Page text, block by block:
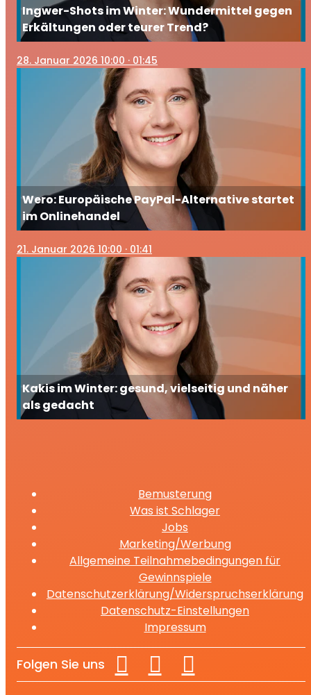
Ingwer-Shots im Winter: Wundermittel gegen
Erkältungen oder teurer Trend?
28. Januar 2026 10:00 · 01:45
Wero: Europäische PayPal-Alternative startet
im Onlinehandel
21. Januar 2026 10:00 · 01:41
Kakis im Winter: gesund, vielseitig und näher
als gedacht
Bemusterung
Was ist Schlager
Jobs
Marketing/Werbung
Allgemeine Teilnahmebedingungen für
Gewinnspiele
Datenschutzerklärung/Widerspruchserklärung
Datenschutz-Einstellungen
Impressum
Folgen Sie uns